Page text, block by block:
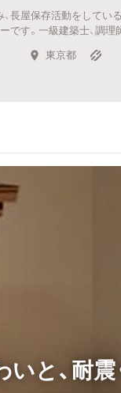
キュレーターから探
長屋保存活動をしてい
です。一級建築士、調理
東京都
と、耐